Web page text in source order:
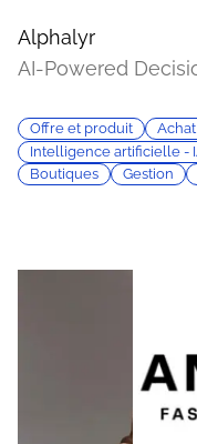
Alphalyr
AI-Powered
Offre et produit Achat
Intelligence artificielle -
Boutiques
Gestion